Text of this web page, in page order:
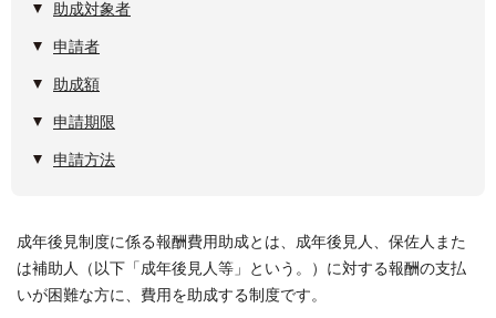
助成対象者
申請者
助成額
申請期限
申請方法
成年後見制度に係る報酬費用助成とは、成年後見人、保佐人また
は補助人（以下「成年後見人等」という。）に対する報酬の支払
いが困難な方に、費用を助成する制度です。